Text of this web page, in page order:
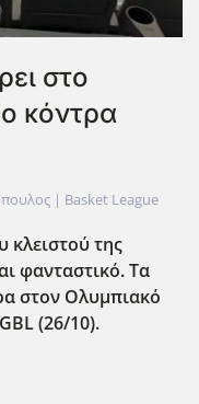
στο
κόντρα
| Basket League
κλειστού της
φανταστικό. Τα
στον Ολυμπιακό
(26/10).